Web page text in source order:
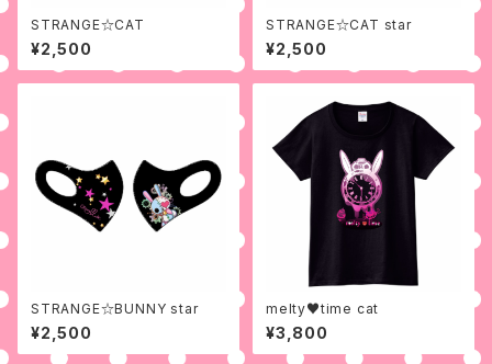
STRANGE☆CAT
¥2,500
STRANGE☆CAT star
¥2,500
STRANGE☆BUNNY star
¥2,500
melty♥time cat
¥3,800